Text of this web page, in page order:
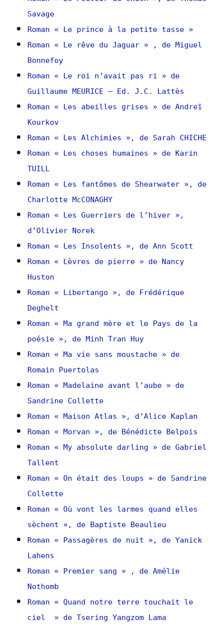
Savage
Roman « Le prince à la petite tasse »
Roman « Le rêve du Jaguar » , de Miguel
Bonnefoy
Roman « Le roi n’avait pas ri » de
Guillaume MEURICE – Ed. J.C. Lattès
Roman « Les abeilles grises » de Andreï
Kourkov
Roman « Les Alchimies », de Sarah CHICHE
Roman « Les choses humaines » de Karin
TUILL
Roman « Les fantômes de Shearwater », de
Charlotte McCONAGHY
Roman « Les Guerriers de l’hiver »,
d’Olivier Norek
Roman « Les Insolents », de Ann Scott
Roman « Lèvres de pierre » de Nancy
Huston
Roman « Libertango », de Frédérique
Deghelt
Roman « Ma grand mère et le Pays de la
poésie », de Minh Tran Huy
Roman « Ma vie sans moustache » de
Romain Puertolas
Roman « Madelaine avant l’aube » de
Sandrine Collette
Roman « Maison Atlas », d’Alice Kaplan
Roman « Morvan », de Bénédicte Belpois
Roman « My absolute darling » de Gabriel
Tallent
Roman « On était des loups » de Sandrine
Collette
Roman « Où vont les larmes quand elles
sèchent », de Baptiste Beaulieu
Roman « Passagères de nuit », de Yanick
Lahens
Roman « Premier sang » , de Amélie
Nothomb
Roman « Quand notre terre touchait le
ciel » de Tsering Yangzom Lama